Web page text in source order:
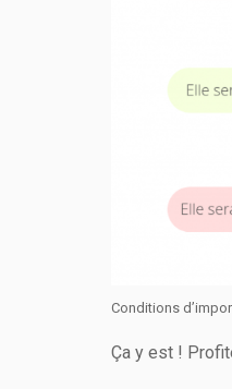
Conditions
Ça y est !